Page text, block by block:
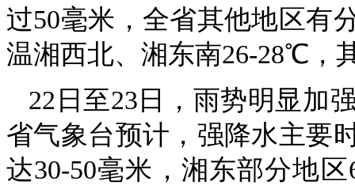
过50毫米，全省其他地区有
温湘西北、湘东南26-28℃，
22日至23日，雨势明显加
省气象台预计，强降水主要
达30-50毫米，湘东部分地